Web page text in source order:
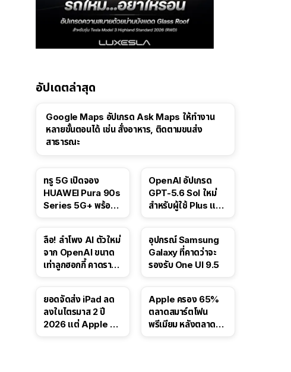
อัปเดตล่าสุด
Google Maps อัปเกรด Ask Maps ให้ทำงาน
หลายขั้นตอนได้ เช่น สั่งอาหาร, ติดตามขนส่ง
สาธารณะ
ทรู 5G เปิดจอง
HUAWEI Pura 90s
Series 5G+ พร้อม
OpenAI อัปเกรด
GPT-5.6 Sol ใหม่
สำหรับผู้ใช้ Plus และ
ลือ! ลำโพง AI ตัวใหม่
จาก OpenAI ขนาด
เท่าลูกฮอกกี้ คาดราคา
อุปกรณ์ Samsung
Galaxy ที่คาดว่าจะ
รองรับ One UI 9.5
ยอดจัดส่ง iPad ลด
ลงในไตรมาส 2 ปี
2026 แต่ Apple ยัง
Apple ครอง 65%
ตลาดสมาร์ตโฟน
พรีเมียม หลังตลาดทำ